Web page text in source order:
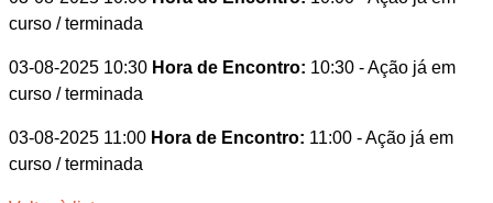
curso / terminada
03-08-2025 10:30 Hora de Encontro: 10:30 - Ação já em
curso / terminada
03-08-2025 11:00 Hora de Encontro: 11:00 - Ação já em
curso / terminada